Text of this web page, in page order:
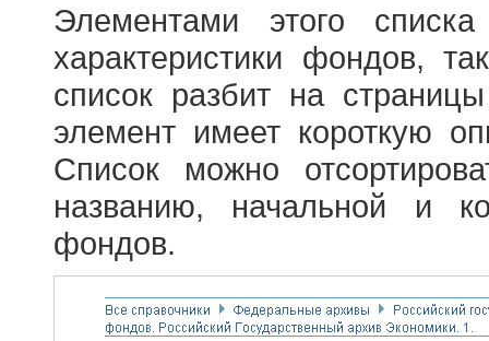
Элементами этого
характеристики фондов,
список разбит на
элемент имеет короткую
Список можно
названию, начальной и
фондов.